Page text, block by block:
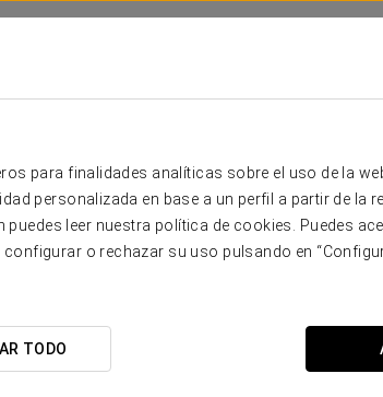
para finalidades analíticas sobre el uso de la
personalizada en base a un perfil a partir de la
leer nuestra política de cookies. Puedes
o rechazar su uso pulsando en
TODO